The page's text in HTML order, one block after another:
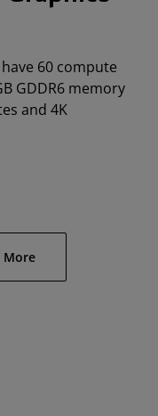
60 compute
GDDR6 memory
and 4K
More